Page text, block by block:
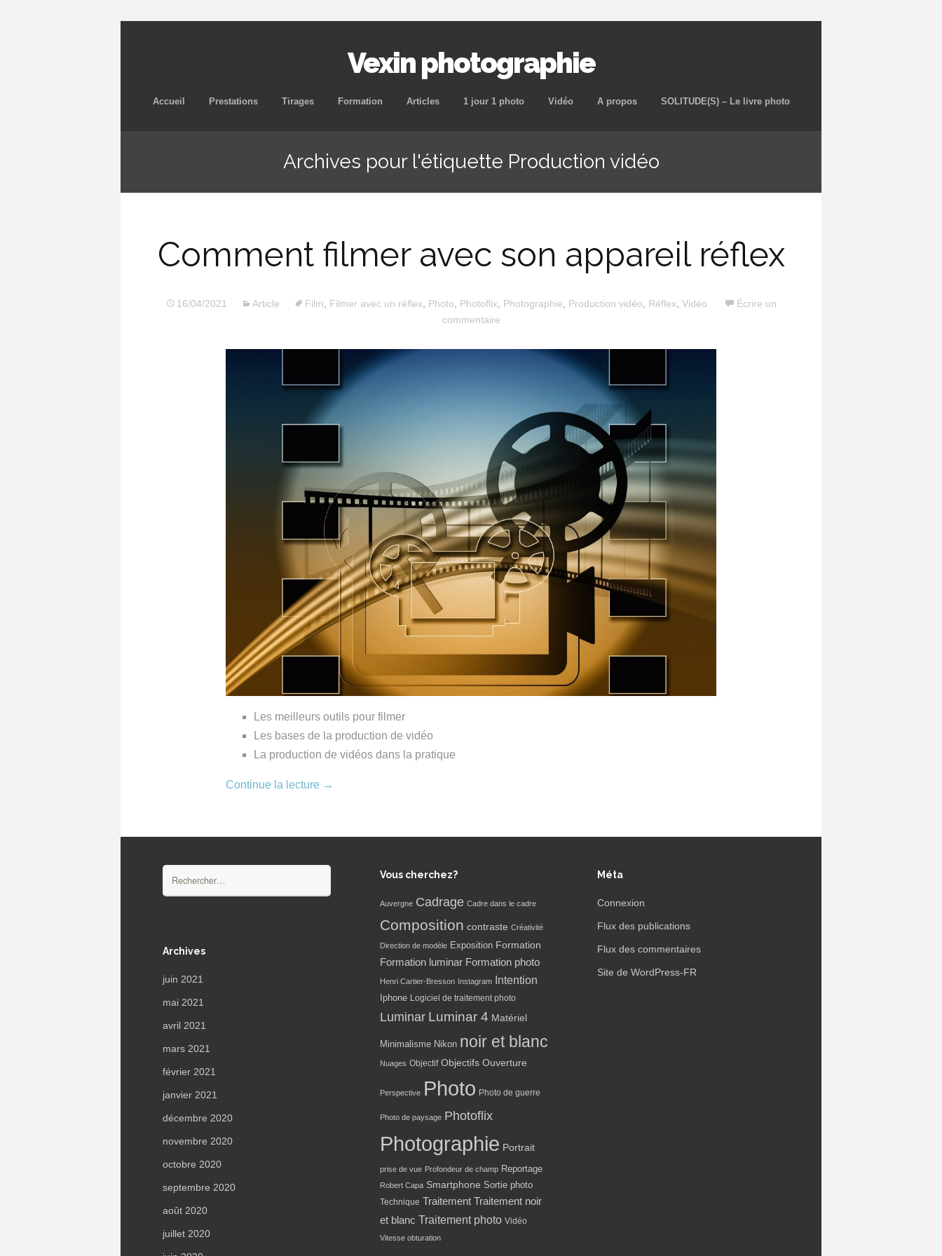
Vexin photographie
Aller
principal
Accueil Prestations Tirages Formation Articles 1 jour 1 photo Vidéo A propos SOLITUDE(S) – Le livre photo
Archives pour l'étiquette Production vidéo
Comment filmer avec son appareil réflex
16/04/2021 Article Film Filmer avec un réflex Photo Photoflix Photographie Production vidéo Réflex Vidéo
Écrire un
commentaire
Les meilleurs outils pour filmer
Les bases de la production de vidéo
La production de vidéos dans la pratique
Continue la lecture →
Vous cherchez?
Auvergne Cadrage Cadre dans le cadre
Composition contraste Créativité
Direction de modèle Exposition Formation
Formation luminar Formation photo
Henri Cartier-Bresson Instagram Intention
Iphone Logiciel de traitement photo
Luminar Luminar 4 Matériel
Minimalisme Nikon noir et blanc
Nuages Objectif Objectifs Ouverture
Perspective Photo Photo de guerre
Photo de paysage Photoflix
Photographie Portrait
prise de vue Profondeur de champ Reportage
Robert Capa Smartphone Sortie photo
Technique Traitement Traitement noir
et blanc Traitement photo Vidéo
Vitesse obturation
Méta
Connexion
Flux des publications
Flux des commentaires
Site de WordPress-FR
Archives
juin 2021
mai 2021
avril 2021
mars 2021
février 2021
janvier 2021
décembre 2020
novembre 2020
octobre 2020
septembre 2020
août 2020
juillet 2020